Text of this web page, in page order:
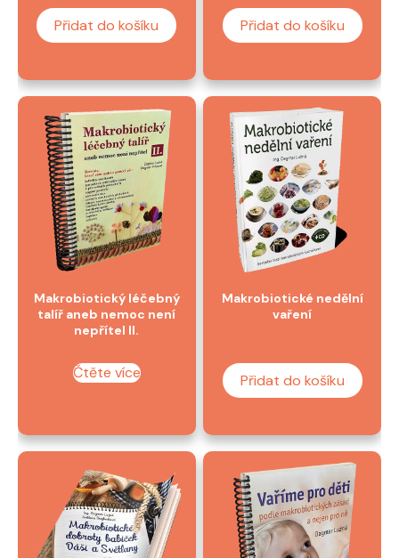
Přidat do košíku Přidat do košíku
Makrobiotický léčebný
talíř aneb nemoc není
nepřítel II.
Čtěte více
Makrobiotické nedělní
vaření
Přidat do košíku